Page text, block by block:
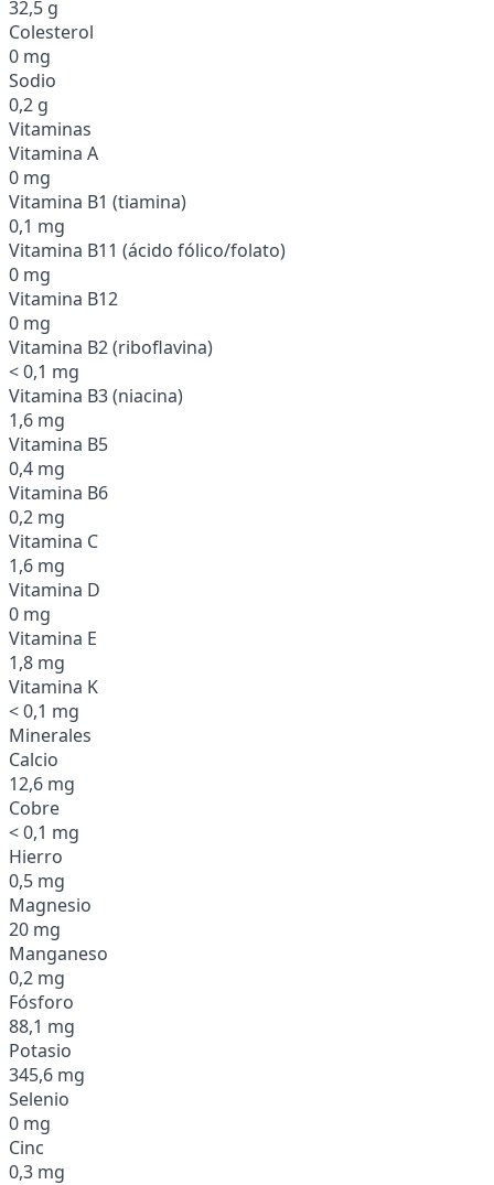
32,5 g
Colesterol
0 mg
Sodio
0,2 g
Vitaminas
Vitamina A
0 mg
Vitamina B1 (tiamina)
0,1 mg
Vitamina B11 (ácido fólico/folato)
0 mg
Vitamina B12
0 mg
Vitamina B2 (riboflavina)
< 0,1 mg
Vitamina B3 (niacina)
1,6 mg
Vitamina B5
0,4 mg
Vitamina B6
0,2 mg
Vitamina C
1,6 mg
Vitamina D
0 mg
Vitamina E
1,8 mg
Vitamina K
< 0,1 mg
Minerales
Calcio
12,6 mg
Cobre
< 0,1 mg
Hierro
0,5 mg
Magnesio
20 mg
Manganeso
0,2 mg
Fósforo
88,1 mg
Potasio
345,6 mg
Selenio
0 mg
Cinc
0,3 mg